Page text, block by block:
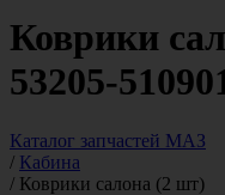
Коврики
53205-
Каталог запчастей МАЗ
/ Кабина
/ Коврики салона (2 шт)